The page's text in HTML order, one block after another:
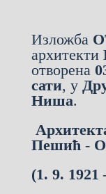
Изложба
архитекти
отворена
сати, у
Ниша.
Пешић-
(1. 9. 1921